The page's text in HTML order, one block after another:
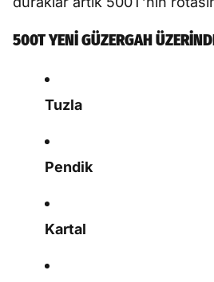
500T YENİ GÜZERGAH
Tuzla
Pendik
Kartal